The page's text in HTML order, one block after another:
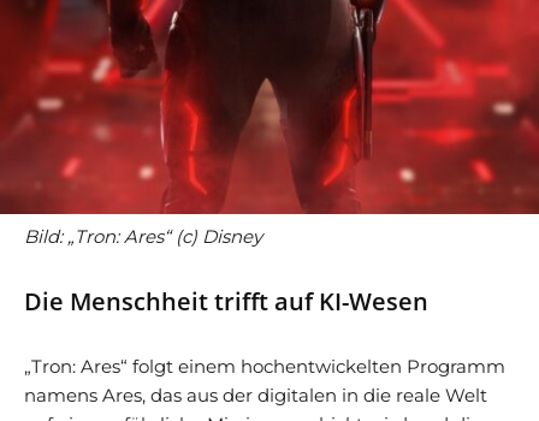
Bild: „Tron: Ares“ (c) Disney
Die Menschheit trifft auf KI-Wesen
„Tron: Ares“ folgt einem hochentwickelten Programm
namens Ares, das aus der digitalen in die reale Welt